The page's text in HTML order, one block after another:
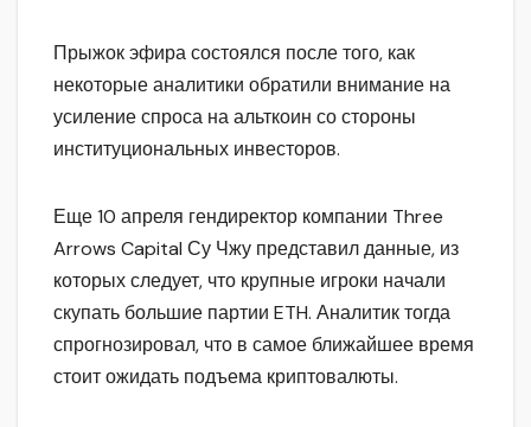
Прыжок эфира состоялся после того, как
некоторые аналитики обратили внимание на
усиление спроса на альткоин со стороны
институциональных инвесторов.
Еще 10 апреля гендиректор компании Three
Arrows Capital Су Чжу представил данные, из
которых следует, что крупные игроки начали
скупать большие партии ETH. Аналитик тогда
спрогнозировал, что в самое ближайшее время
стоит ожидать подъема криптовалюты.